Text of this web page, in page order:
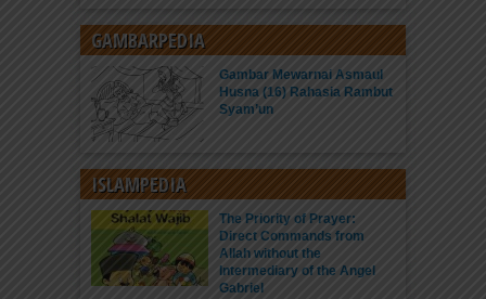
GAMBARPEDIA
Gambar Mewarnai Asmaul
Husna (16) Rahasia Rambut
Syam’un
ISLAMPEDIA
The Priority of Prayer:
Direct Commands from
Allah without the
Intermediary of the Angel
Gabriel